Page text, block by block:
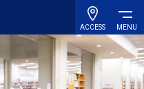
ACCESS MENU